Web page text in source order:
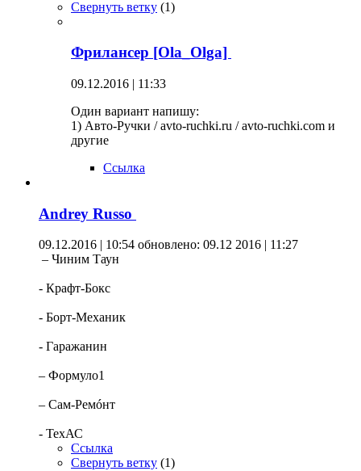
Свернуть ветку (1)
Фрилансер [Ola_Olga]
09.12.2016 | 11:33
Один вариант напишу:
1) Авто-Ручки / avto-ruchki.ru / avto-ruchki.com и
другие
Ссылка
Andrey Russo
09.12.2016 | 10:54 обновлено: 09.12 2016 | 11:27
– Чиним Таун
- Крафт-Бокс
- Борт-Механик
- Гаражанин
– Формуло1
– Сам-Ремóнт
- ТехАС
Ссылка
Свернуть ветку (1)